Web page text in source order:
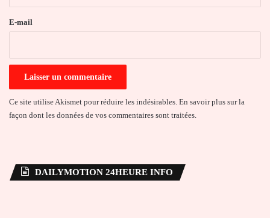
e
E-mail
Ce site utilise Akismet pour réduire les indésirables. En savoir plus sur la
façon dont les données de vos commentaires sont traitées.
DAILYMOTION 24HEURE INFO